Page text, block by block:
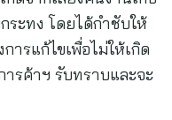
ระทง โดยได้กำชับให้
รแก้ไขเพื่อไม่ให้เกิด
รค้าฯ รับทราบและจะ